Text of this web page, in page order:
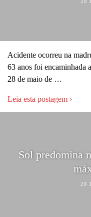
28
Acidente ocorreu na
63 anos foi encaminhada
28 de maio de …
Leia esta postagem ›
Sol predomina
28